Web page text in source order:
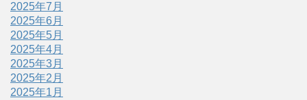
2025年7月
2025年6月
2025年5月
2025年4月
2025年3月
2025年2月
2025年1月